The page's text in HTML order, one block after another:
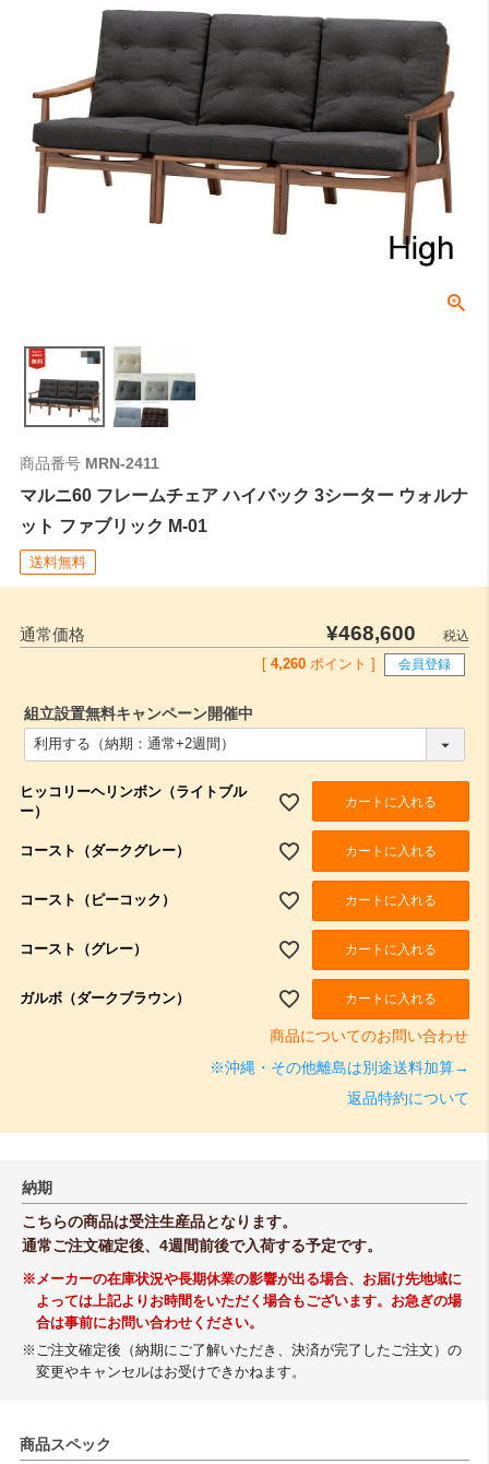
商品番号 MRN-2411
マルニ60 フレームチェア ハイバック 3シーター ウォルナ
ット ファブリック M-01
送料無料
通常価格 ¥468,600
税込
4,260 ポイント ] 会員登録
組立設置無料キャンペーン開催中
必
ヒッコリーヘリンボン（ライトブル
ー）
カートに入れる
コースト（ダークグレー） カートに入れる
コースト（ピーコック） カートに入れる
コースト（グレー） カートに入れる
ガルボ（ダークブラウン） カートに入れる
商品についてのお問い合わせ
※沖縄・その他離島は別途送料加算→
返品特約について
納期
こちらの商品は受注生産品となります。
通常ご注文確定後、4週間前後で入荷する予定です。
※メーカーの在庫状況や長期休業の影響が出る場合、お届け先地域に
よっては上記よりお時間をいただく場合もございます。お急ぎの場
合は事前にお問い合わせください。
※ご注文確定後（納期にご了解いただき、決済が完了したご注文）の
変更やキャンセルはお受けできかねます。
商品スペック